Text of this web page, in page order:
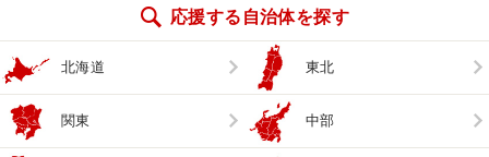
応援する自治体を探す
北海道 東北
関東 中部